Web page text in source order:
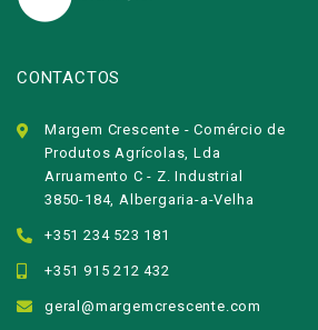
CONTACTOS
Margem Crescente - Comércio de
Produtos Agrícolas, Lda
Arruamento C - Z. Industrial
3850-184, Albergaria-a-Velha
+351 234 523 181
+351 915 212 432
geral@margemcrescente.com